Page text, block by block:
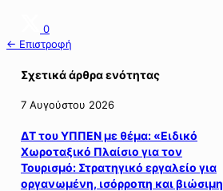
0
← Επιστροφή
Σχετικά άρθρα ενότητας
7 Αυγούστου 2026
ΔΤ του ΥΠΠΕΝ με θέμα: «Ειδικό
Χωροταξικό Πλαίσιο για τον
Τουρισμό: Στρατηγικό εργαλείο για
οργανωμένη, ισόρροπη και βιώσιμη